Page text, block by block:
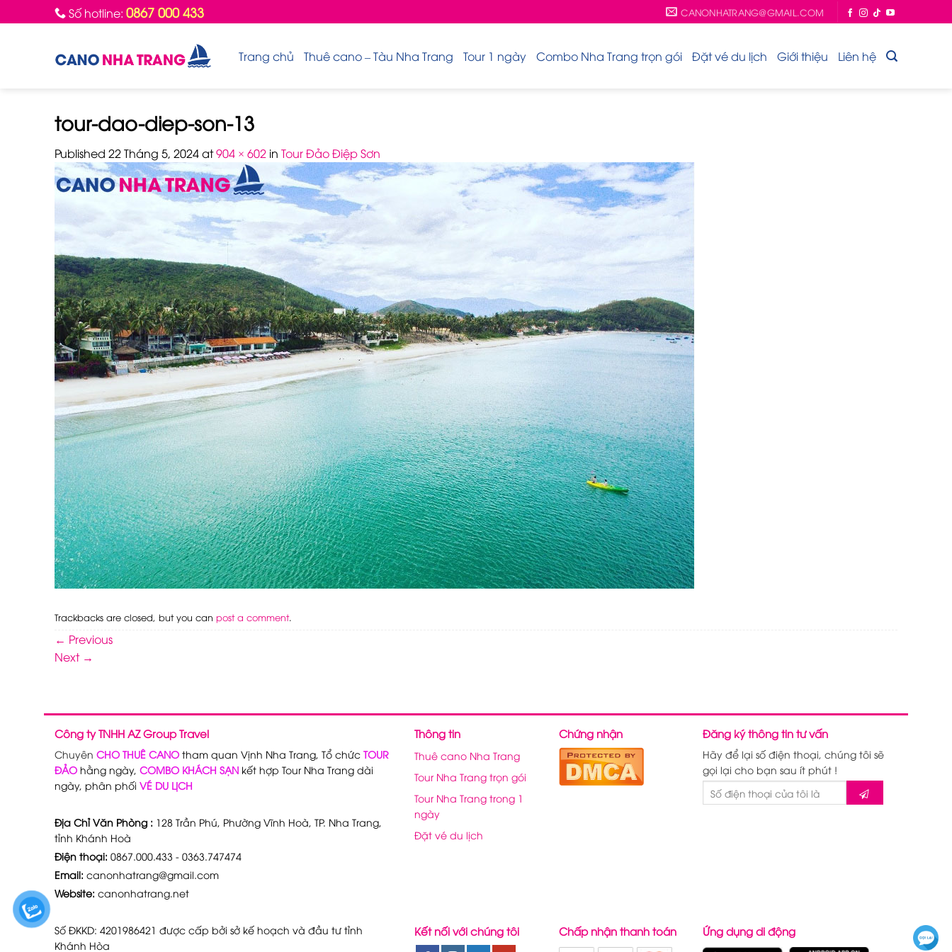
to
Số hotline: 0867 000 433 CANONHATRANG@GMAIL.COM
Trang chủ Thuê cano – Tàu Nha Trang Tour 1 ngày Combo Nha Trang trọn gói Đặt vé du lịch Giới thiệu Liên hệ
tour-dao-diep-son-13
Published 22 Tháng 5, 2024at904 × 602 in Tour Đảo Điệp Sơn
Trackbacks are closed, but you can post a comment.
← Previous
Next →
Công ty TNHH AZ Group Travel
Chuyên CHO THUÊ CANO tham quan Vịnh Nha Trang, Tổ chức TOUR
ĐẢO hằng ngày, COMBO KHÁCH SẠN kết hợp Tour Nha Trang dài
ngày, phân phối VÉ DU LỊCH
Địa Chỉ Văn Phòng : 128 Trần Phú, Phường Vĩnh Hoà, TP. Nha Trang,
tỉnh Khánh Hoà
Điện thoại: 0867.000.433 - 0363.747474
Email: canonhatrang@gmail.com
Website: canonhatrang.net
Thông tin
Thuê cano Nha Trang
Tour Nha Trang trọn gói
Tour Nha Trang trong 1
ngày
Đặt vé du lịch
Chứng nhận Đăng ký thông tin tư vấn
Hãy để lại số điện thoại, chúng tôi sẽ
gọi lại cho bạn sau ít phút !
Số ĐKKD: 4201986421 được cấp bởi sở kế hoạch và đầu tư tỉnh
Khánh Hòa
Kết nối với chúng tôi Chấp nhận thanh toán Ứng dụng di động